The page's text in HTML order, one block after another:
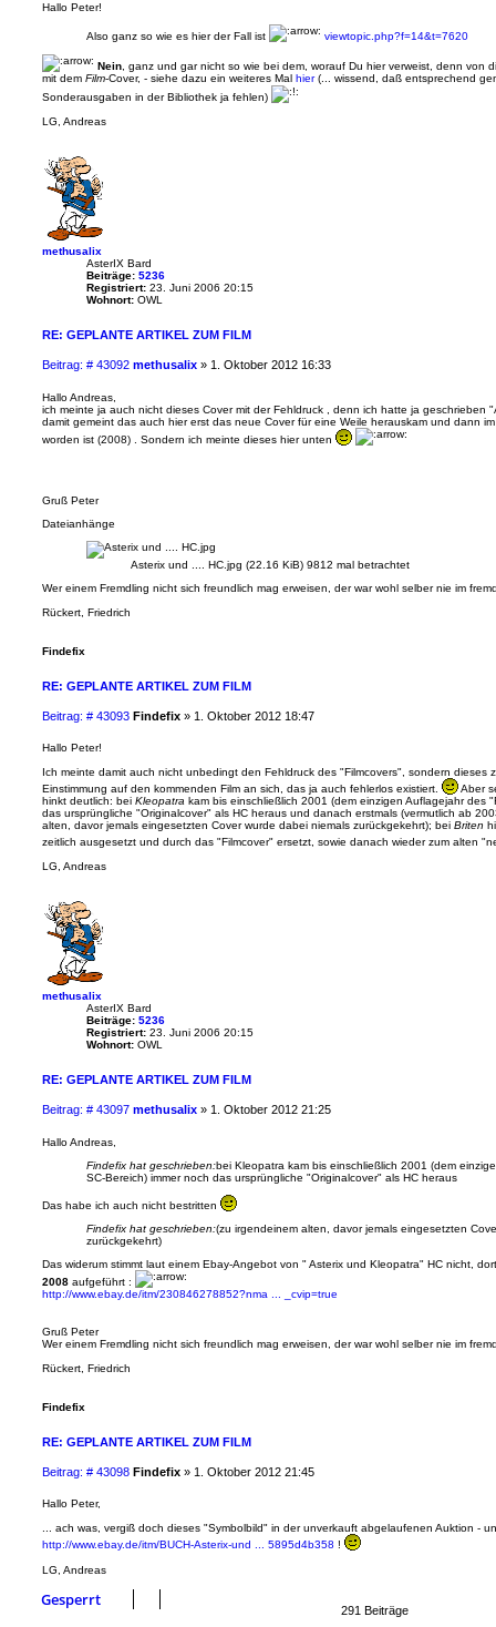
r
g
Hallo Peter!
Also ganz so wie es hier der Fall ist viewtopic.php?f=14&t=7620
Nein , ganz und gar nicht so wie bei dem, worauf Du hier verweist, denn von
mit dem Film-Cover, - siehe dazu ein weiteres Mal hier(... wissend, daß entsprechend
Sonderausgaben in der Bibliothek ja fehlen)
LG, Andreas
methusalix
AsterIX Bard
Beiträge: 5236
Registriert: 23. Juni 2006 20:15
Wohnort: OWL
RE: GEPLANTE ARTIKEL ZUM FILM
Beitrag: # 43092B
t
r
a
methusalix » 1. Oktober 2012 16:33
Hallo Andreas,
ich meinte ja auch nicht dieses Cover mit der Fehldruck , denn ich hatte ja geschrieben
damit gemeint das auch hier erst das neue Cover für eine Weile herauskam und dann
worden ist (2008) . Sondern ich meinte dieses hier unten
Gruß Peter
Dateianhänge
Asterix und .... HC.jpg (22.16 KiB) 9812 mal betrachtet
Wer einem Fremdling nicht sich freundlich mag erweisen, der war wohl selber nie im
Rückert, Friedrich
Findefix
RE: GEPLANTE ARTIKEL ZUM FILM
Beitrag: # 43093B
r
a
g
Findefix » 1. Oktober 2012 18:47
Hallo Peter!
Ich meinte damit auch nicht unbedingt den Fehldruck des "Filmcovers", sondern dieses
Einstimmung auf den kommenden Film an sich, das ja auch fehlerlos existiert.
Aber
hinkt deutlich: bei Kleopatra kam bis einschließlich 2001 (dem einzigen Auflagejahr des
das ursprüngliche "Originalcover" als HC heraus und danach erstmals (vermutlich ab
alten, davor jemals eingesetzten Cover wurde dabei niemals zurückgekehrt); bei Briten
zeitlich ausgesetzt und durch das "Filmcover" ersetzt, sowie danach wieder zum alten
LG, Andreas
methusalix
AsterIX Bard
Beiträge: 5236
Registriert: 23. Juni 2006 20:15
Wohnort: OWL
RE: GEPLANTE ARTIKEL ZUM FILM
Beitrag: # 43097B
r
a
g
methusalix » 1. Oktober 2012 21:25
Hallo Andreas,
Findefix hat geschrieben:bei Kleopatra kam bis einschließlich 2001 (dem
SC-Bereich) immer noch das ursprüngliche "Originalcover" als HC heraus
Das habe ich auch nicht bestritten
Findefix hat geschrieben:(zu irgendeinem alten, davor jemals eingesetzten
zurückgekehrt)
Das widerum stimmt laut einem Ebay-Angebot von " Asterix und Kleopatra" HC nicht,
2008 aufgeführt :
http://www.ebay.de/itm/230846278852?nma ... _cvip=true
Gruß Peter
Wer einem Fremdling nicht sich freundlich mag erweisen, der war wohl selber nie im
Rückert, Friedrich
Findefix
RE: GEPLANTE ARTIKEL ZUM FILM
Beitrag: # 43098B
r
a
Findefix » 1. Oktober 2012 21:45
Hallo Peter,
... ach was, vergiß doch dieses "Symbolbild" in der unverkauft abgelaufenen Auktion -
http://www.ebay.de/itm/BUCH-Asterix-und ... 5895d4b358 !
LG, Andreas
Gesperrt
291 Beiträge